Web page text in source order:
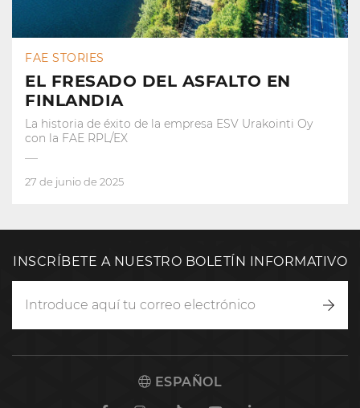
FAE STORIES
EL FRESADO DEL ASFALTO EN
FINLANDIA
La historia de éxito de la empresa ESV Urakointi Oy
con la FAE RPL/EX
27 de junio de 2025
INSCRÍBETE A NUESTRO BOLETÍN INFORMATIVO
ESPAÑOL